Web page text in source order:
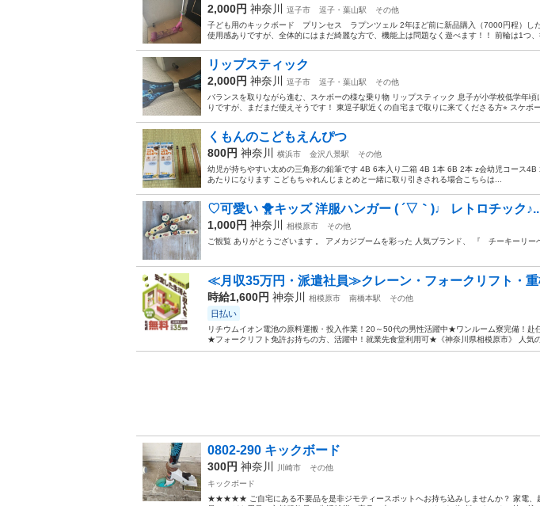
2,000円 神奈川 逗子市 逗子・葉山駅
その他
子ども用のキックボード プリンセス ラプンツェル 2年ほど前に新品購入（7000円程）し
使用感ありですが、全体的にはまだ綺麗な方で、機能上は問題なく遊べます！！ 前輪は1つ、
リップスティック
2,000円 神奈川 逗子市 逗子・葉山駅
その他
バランスを取りながら進む、スケボーの様な乗り物 リップスティック 息子が小学校低学年
りですが、まだまだ使えそうです！ 東逗子駅近くの自宅まで取りに来てくださる方⭐︎ スケボ
くもんのこどもえんぴつ
800円 神奈川 横浜市 金沢八景駅
その他
幼児が持ちやすい太めの三角形の鉛筆です 4B 6本入り二箱 4B 1本 6B 2本 z会幼児コース4B
あたりになります こどもちゃれんじまとめと一緒に取り引きされる場合こちらは...
♡可愛い 🐥キッズ 洋服ハンガー ( ´▽｀)♩ レトロチック
1,000円 神奈川 相模原市
その他
ご観覧 ありがとうございます 。 アメカジブームを彩った 人気ブランド、 『 チーキーリー
≪月収35万円・派遣社員≫クレーン・フォークリフト・
時給1,600円 神奈川 相模原市 南橋本駅 その他
日払い
リチウムイオン電池の原料運搬・投入作業！20～50代の男性活躍中★ワンルーム寮完備！赴
★フォークリフト免許お持ちの方、活躍中！就業先食堂利用可★《神奈川県相模原市》 人気
0802-290 キックボード
300円 神奈川 川崎市
その他
キックボード
★★★★★ ご自宅にある不要品を是非ジモティースポットへお持ち込みしませんか？ 家電、